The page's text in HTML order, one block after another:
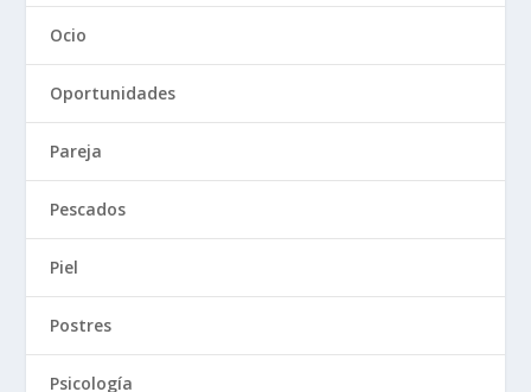
Ocio
Oportunidades
Pareja
Pescados
Piel
Postres
Psicología